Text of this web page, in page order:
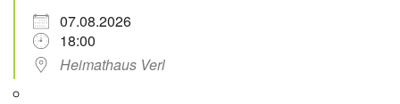
07.08.2026
18:00
Heimathaus Verl